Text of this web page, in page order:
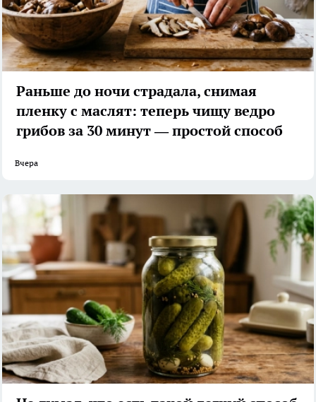
Раньше до ночи страдала, снимая
пленку с маслят: теперь чищу ведро
грибов за 30 минут — простой способ
Вчера